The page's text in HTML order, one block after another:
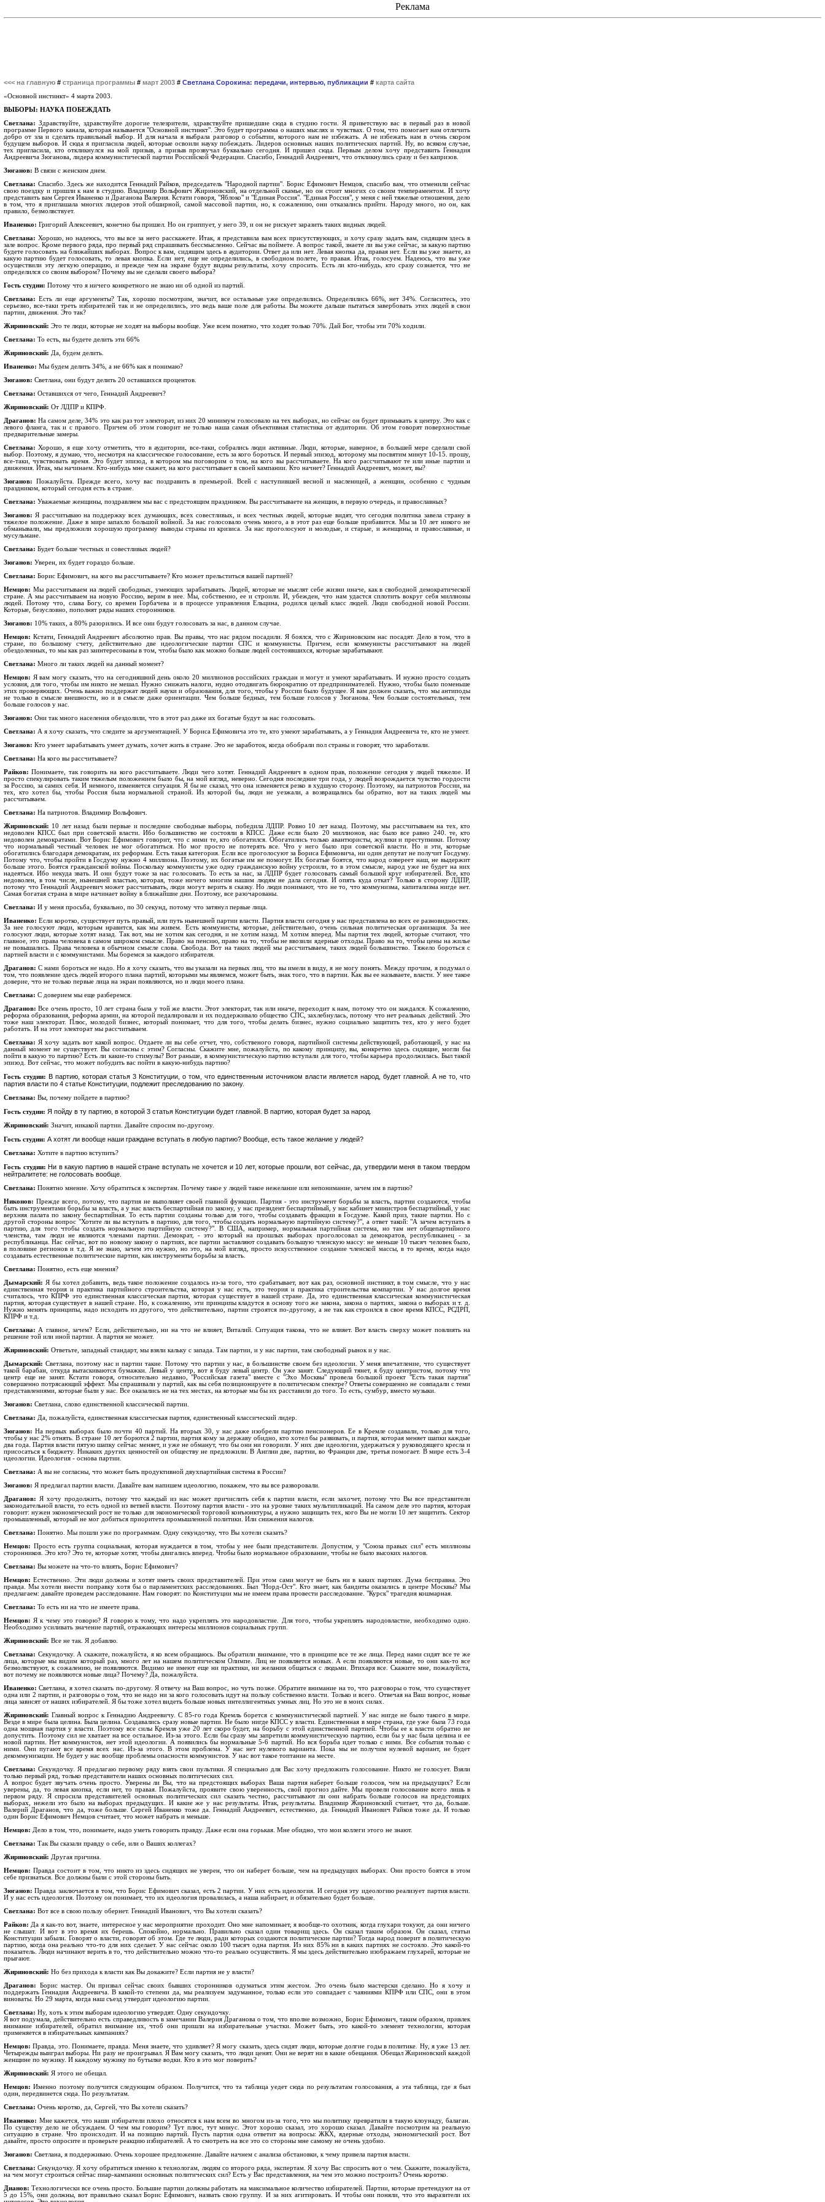
Реклама
<<< на главную # страница программы # март 2003 # Светлана Сорокина: передачи, интервью, публикации # карта сайта
«Основной инстинкт» 4 марта 2003.
ВЫБОРЫ: НАУКА ПОБЕЖДАТЬ
Светлана: Здравствуйте, здравствуйте дорогие телезрители, здравствуйте пришедшие сюда в студию гости. Я приветствую вас в первый раз в новой
программе Первого канала, которая называется "Основной инстинкт". Это будет программа о наших мыслях и чувствах. О том, что помогает нам отличить
добро от зла и сделать правильный выбор. И для начала я выбрала разговор о событии, которого нам не избежать. А не избежать нам в очень скором
будущем выборов. И сюда я пригласила людей, которые освоили науку побеждать. Лидеров основных наших политических партий. Ну, во всяком случае,
тех пригласила, кто откликнулся на мой призыв, а призыв прозвучал буквально сегодня. И пришел сюда. Первым делом хочу представить Геннадия
Андреевича Зюганова, лидера коммунистической партии Российской Федерации. Спасибо, Геннадий Андреевич, что откликнулись сразу и без капризов.
Зюганов: В связи с женским днем.
Светлана: Спасибо. Здесь же находится Геннадий Райков, председатель "Народной партии". Борис Ефимович Немцов, спасибо вам, что отменили сейчас
свою поездку и пришли к нам в студию. Владимир Вольфович Жириновский, на отдельной скамье, но он стоит многих со своим темпераментом. И хочу
представить вам Сергея Иваненко и Драганова Валерия. Кстати говоря, "Яблоко" и "Единая Россия". "Единая Россия", у меня с ней тяжелые отношения, дело
в том, что я приглашала многих лидеров этой обширной, самой массовой партии, но, к сожалению, они отказались прийти. Народу много, но он, как
правило, безмолвствует.
Иваненко: Григорий Алексеевич, конечно бы пришел. Но он гриппует, у него 39, и он не рискует заразить таких видных людей.
Светлана: Хорошо, но надеюсь, что вы все за него расскажете. Итак, я представила вам всех присутствующих, и хочу сразу задать вам, сидящим здесь в
зале вопрос. Кроме первого ряда, про первый ряд спрашивать бессмысленно. Сейчас вы поймете. А вопрос такой, знаете ли вы уже сейчас, за какую партию
будете голосовать на ближайших выборах. Вопрос к вам, сидящим здесь в аудитории. Ответ да или нет. Левая кнопка да, правая нет. Если вы уже знаете, аз
какую партию будет голосовать, то левая кнопка. Если нет, еще не определились, в свободном полете, то правая. Итак, голосуем. Надеюсь, что вы уже
осуществили эту легкую операцию, и прежде чем на экране будут видны результаты, хочу спросить. Есть ли кто-нибудь, кто сразу сознается, что не
определился со своим выбором? Почему вы не сделали своего выбора?
Гость студии: Потому что я ничего конкретного не знаю ни об одной из партий.
Светлана: Есть ли еще аргументы? Так, хорошо посмотрим, значит, все остальные уже определились. Определились 66%, нет 34%. Согласитесь, это
серьезно, все-таки треть избирателей так и не определились, это ведь ваше поле для работы. Вы можете дальше пытаться завербовать этих людей в свои
партии, движения. Это так?
Жириновский: Это те люди, которые не ходят на выборы вообще. Уже всем понятно, что ходят только 70%. Дай Бог, чтобы эти 70% ходили.
Светлана: То есть, вы будете делить эти 66%
Жириновский: Да, будем делить.
Иваненко: Мы будем делить 34%, а не 66% как я понимаю?
Зюганов: Светлана, они будут делить 20 оставшихся процентов.
Светлана: Оставшихся от чего, Геннадий Андреевич?
Жириновский: От ЛДПР и КПРФ.
Драганов: На самом деле, 34% это как раз тот электорат, из них 20 минимум голосовало на тех выборах, но сейчас он будет примыкать к центру. Это как с
левого фланга, так и с правого. Причем об этом говорит не только наша самая объективная статистика от аудитории. Об этом говорят поверхностные
предварительные замеры.
Светлана: Хорошо, я еще хочу отметить, что в аудитории, все-таки, собрались люди активные. Люди, которые, наверное, в большей мере сделали свой
выбор. Поэтому, я думаю, что, несмотря на классическое голосование, есть за кого бороться. И первый эпизод, которому мы посвятим минут 10-15. прошу,
все-таки, чувствовать время. Это будет эпизод, в котором мы поговорим о том, на кого вы рассчитываете. На кого рассчитывают те или иные партии и
движения. Итак, мы начинаем. Кто-нибудь мне скажет, на кого рассчитывает в своей кампании. Кто начнет? Геннадий Андреевич, может, вы?
Зюганов: Пожалуйста. Прежде всего, хочу вас поздравить в премьерой. Всей с наступившей весной и масленицей, а женщин, особенно с чудным
праздником, который сегодня есть в стране.
Светлана: Уважаемые женщины, поздравляем мы вас с предстоящим праздником. Вы рассчитываете на женщин, в первую очередь, и православных?
Зюганов: Я рассчитываю на поддержку всех думающих, всех совестливых, и всех честных людей, которые видят, что сегодня политика завела страну в
тяжелое положение. Даже в мире запахло большой войной. За нас голосовало очень много, а в этот раз еще больше прибавится. Мы за 10 лет никого не
обманывали, мы предложили хорошую программу выводы страны из кризиса. За нас проголосуют и молодые, и старые, и женщины, и православные, и
мусульмане.
Светлана: Будет больше честных и совестливых людей?
Зюганов: Уверен, их будет гораздо больше.
Светлана: Борис Ефимович, на кого вы рассчитываете? Кто может прельститься вашей партией?
Немцов: Мы рассчитываем на людей свободных, умеющих зарабатывать. Людей, которые не мыслят себе жизни иначе, как в свободной демократической
стране. А мы рассчитываем на новую Россию, верим в нее. Мы, собственно, ее и строили. И, убежден, что нам удастся сплотить вокруг себя миллионы
людей. Потому что, слава Богу, со времен Горбачева и в процессе управления Ельцина, родился целый класс людей. Люди свободной новой России.
Которые, безусловно, пополнят ряды наших сторонников.
Зюганов: 10% таких, а 80% разорились. И все они будут голосовать за нас, в данном случае.
Немцов: Кстати, Геннадий Андреевич абсолютно прав. Вы правы, что нас рядом посадили. Я боялся, что с Жириновским нас посадят. Дело в том, что в
стране, по большому счету, действительно две идеологические партии СПС и коммунисты. Причем, если коммунисты рассчитывают на людей
обездоленных, то мы как раз заинтересованы в том, чтобы было как можно больше людей состоявшихся, которые зарабатывают.
Светлана: Много ли таких людей на данный момент?
Немцов: Я вам могу сказать, что на сегодняшний день около 20 миллионов российских граждан и могут и умеют зарабатывать. И нужно просто создать
условия, для того, чтобы им никто не мешал. Нужно снижать налоги, нудно отодвигать бюрократию от предпринимателей. Нужно, чтобы было поменьше
этих проверяющих. Очень важно поддержат людей науки и образования, для того, чтобы у России было будущее. Я вам должен сказать, что мы антиподы
не только в смысле внешности, но и в смысле даже ориентации. Чем больше бедных, тем больше голосов у Зюганова. Чем больше состоятельных, тем
больше голосов у нас.
Зюганов: Они так много населения обездолили, что в этот раз даже их богатые будут за нас голосовать.
Светлана: А я хочу сказать, что следите за аргументацией. У Бориса Ефимовича это те, кто умеют зарабатывать, а у Геннадия Андреевича те, кто не умеет.
Зюганов: Кто умеет зарабатывать умеет думать, хочет жить в стране. Это не заработок, когда обобрали пол страны и говорят, что заработали.
Светлана: На кого вы рассчитываете?
Райков: Понимаете, так говорить на кого рассчитываете. Люди чего хотят. Геннадий Андреевич в одном прав, положение сегодня у людей тяжелое. И
просто спекулировать таким тяжелым положением было бы, на мой взгляд, неверно. Сегодня последние три года, у людей возрождается чувство гордости
за Россию, за самих себя. И немного, изменяется ситуация. Я бы не сказал, что она изменяется резко в худшую сторону. Поэтому, на патриотов России, на
тех, кто хотел бы, чтобы Россия была нормальной страной. Из которой бы, люди не уезжали, а возвращались бы обратно, вот на таких людей мы
рассчитываем.
Светлана: На патриотов. Владимир Вольфович.
Жириновский: 10 лет назад были первые и последние свободные выборы, победила ЛДПР. Ровно 10 лет назад. Поэтому, мы рассчитываем на тех, кто
недоволен КПСС был при советской власти. Ибо большинство не состояли в КПСС. Даже если было 20 миллионов, нас было все равно 240. те, кто
недоволен демократами. Вот Борис Ефимович говорит, что с ними те, кто обогатился. Обогатились только авантюристы, жулики и преступники. Потому
что нормальный честный человек не мог обогатиться. Но мог просто не потерять все. Что у него было при советской власти. Но и эти, которые
обогатились благодаря демократам, их реформам. Есть такая категория. Если все проголосуют за Бориса Ефимовича, ни один депутат не получит Госдуму.
Потому что, чтобы пройти в Госдуму нужно 4 миллиона. Поэтому, их богатые им не помогут. Их богатые боятся, что народ озвереет наш, не выдержит
больше этого. Боятся гражданской войны. Поскольку коммунисты уже одну гражданскую войну устроили, то в этом смысле, народ уже не будет на них
надеяться. Ибо некуда звать. И они будут тоже за нас голосовать. То есть за нас, за ЛДПР будет голосовать самый большой круг избирателей. Все, кто
недоволен, в том числе, нынешней властью, которая, тоже ничего многим нашим людям не дала сегодня. И опять куда откат? Только в сторону ЛДПР,
потому что Геннадий Андреевич может рассчитывать, люди могут верить в сказку. Но люди понимают, что не то, что коммунизма, капитализма нигде нет.
Самая богатая страна в мире начинает войну в ближайшие дни. Поэтому, все разочарованы.
Светлана: И у меня просьба, буквально, по 30 секунд, потому что затянул первые лица.
Иваненко: Если коротко, существует путь правый, или путь нынешней партии власти. Партия власти сегодня у нас представлена во всех ее разновидностях.
За нее голосуют люди, которым нравится, как мы живем. Есть коммунисты, которые, действительно, очень сильная политическая организация. За нее
голосуют люди, которые хотят назад. Так вот, мы не хотим как сегодня, и не хотим назад. М хотим вперед. Мы партия тех людей, которые считают, что
главное, это права человека в самом широком смысле. Право на пенсию, право на то, чтобы не ввозили ядерные отходы. Право на то, чтобы цены на жилье
не повышались. Права человека в обычном смысле слова. Свобода. Вот на таких людей мы рассчитываем, таких людей большинство. Тяжело бороться с
партией власти и с коммунистами. Мы боремся за каждого избирателя.
Драганов: С нами бороться не надо. Но я хочу сказать, что вы указали на первых лиц, что вы имели в виду, я не могу понять. Между прочим, я подумал о
том, что появление здесь людей второго плана партий, которыми мы являемся, может быть, знак того, что в партии. Как вы ее называете, власти. У нее такое
доверие, что не только первые лица на экран появляются, но и люди моего плана.
Светлана: С доверием мы еще разберемся.
Драганов: Все очень просто, 10 лет страна была у той же власти. Этот электорат, так или иначе, переходит к нам, потому что он заждался. К сожалению,
реформа образования, реформа армии, на которой педалировали и их поддерживало общество СПС, захлебнулась, потому что нет реальных действий. Это
тоже наш электорат. Плюс, молодой бизнес, который понимает, что для того, чтобы делать бизнес, нужно социально защитить тех, кто у него будет
работать. И на этот электорат мы рассчитываем.
Светлана: Я хочу задать вот какой вопрос. Отдаете ли вы себе отчет, что, собственого говоря, партийной системы действующей, работающей, у нас на
данный момент не существует. Вы согласны с этим? Согласны. Скажите мне, пожалуйста, по какому принципу, вы, конкретно здесь сидящие, могли бы
пойти в какую то партию? Есть ли какие-то стимулы? Вот раньше, в коммунистическую партию вступали для того, чтобы карьера продолжилась. Был такой
эпизод. Вот сейчас, что может побудить вас пойти в какую-нибудь партию?
Гость студии: В партию, которая статья 3 Конституции, о том, что единственным источником власти является народ, будет главной. А не то, что
партия власти по 4 статье Конституции, подлежит преследованию по закону.
Светлана: Вы, почему пойдете в партию?
Гость студии: Я пойду в ту партию, в которой 3 статья Конституции будет главной. В партию, которая будет за народ.
Жириновский: Значит, никакой партии. Давайте спросим по-другому.
Гость студии: А хотят ли вообще наши граждане вступать в любую партию? Вообще, есть такое желание у людей?
Светлана: Хотите в партию вступить?
Гость студии: Ни в какую партию в нашей стране вступать не хочется и 10 лет, которые прошли, вот сейчас, да, утвердили меня в таком твердом
нейтралитете: не голосовать вообще.
Светлана: Понятно мнение. Хочу обратиться к экспертам. Почему такое у людей такое нежелание или непонимание, зачем им в партию?
Никонов: Прежде всего, потому, что партия не выполняет своей главной функции. Партия - это инструмент борьбы за власть, партии создаются, чтобы
быть инструментами борьбы за власть, а у нас власть беспартийная по закону, у нас президент беспартийный, у нас кабинет министров беспартийный, у нас
верхняя палата по закону беспартийная. То есть партии созданы только для того, чтобы создавать фракции в Госдуме. Какой приз, такие партии. Но с
другой стороны вопрос "Хотите ли вы вступать в партию, для того, чтобы создать нормальную партийную систему?", а ответ такой: "А зачем вступать в
партию, для того чтобы создать нормальную партийную систему?". В США, например, нормальная партийная система, но там нет общепартийного
членства, там люди не являются членами партии. Демократ, - это который на прошлых выборах проголосовал за демократов, республиканец - за
республиканца. Нас сейчас, вот по новому закону о партиях, все партии заставляют создавать большую членскую массу: не меньше 10 тысяч человек было,
в половине регионов и т.д. Я не знаю, зачем это нужно, но это, на мой взгляд, просто искусственное создание членской массы, в то время, когда надо
создавать естественные политические партии, как инструменты борьбы за власть.
Светлана: Понятно, есть еще мнения?
Дымарский: Я бы хотел добавить, ведь такое положение создалось из-за того, что срабатывает, вот как раз, основной инстинкт, в том смысле, что у нас
единственная теория и практика партийного строительства, которая у нас есть, это теория и практика строительства компартии. У нас долгое время
считалось, что КПРФ это единственная классическая партия, которая существует в нашей стране. Да, это единственная классическая коммунистическая
партия, которая существует в нашей стране. Но, к сожалению, эти принципы кладутся в основу того же закона, закона о партиях, закона о выборах и т. д.
Нужно менять принципы, надо исходить из другого, что действительно, партии строятся по-другому, а не так как строился в свое время КПСС, РСДРП,
КПРФ и т.д.
Светлана: А главное, зачем? Если, действительно, ни на что не влияет, Виталий. Ситуация такова, что не влияет. Вот власть сверху может повлиять на
решение той или иной партии. А партия не может.
Жириновский: Ответьте, западный стандарт, мы взяли кальку с запада. Там партии, и у нас партии, там свободный рынок и у нас.
Дымарский: Светлана, поэтому нас и партии такие. Потому что партии у нас, в большинстве своем без идеологии. У меня впечатление, что существует
такой барабан, откуда вытаскиваются бумажки. Левый у центр, вот я буду левый центр. Он уже занят. Следующий тянет, я буду центристом, потому что
центр еще не занят. Кстати говоря, относительно недавно, "Российская газета" вместе с "Эхо Москвы" провела большой проект "Есть такая партия"
совершенно потрясающий эффект. Мы спрашивали у партий, как вы себя позиционируете в политическом спектре? Ответы совершенно не совпадали с теми
представлениями, которые были у нас. Все оказались не на тех местах, на которые мы бы их расставили до того. То есть, сумбур, вместо музыки.
Зюганов: Светлана, слово единственной классической партии.
Светлана: Да, пожалуйста, единственная классическая партия, единственный классический лидер.
Зюганов: На первых выборах было почти 40 партий. На вторых 30, у нас даже изобрели партию пенсионеров. Ее в Кремле создавали, только для того,
чтобы у нас 2% отнять. В стране 10 лет борются 2 партии, партия кому за державу обидно, кто хотел бы развивать, и партия, которая меняет шапки каждые
два года. Партия власти пятую шапку сейчас меняет, и уже не обманут, что бы они ни говорили. У них две идеологии, удержаться у руководящего кресла и
присосаться к бюджету. Никаких других ценностей он обществу не предложили. В Англии две, партии, во Франции две, третья помогает. В мире есть 3-4
идеологии. Идеология - основа партии.
Светлана: А вы не согласны, что может быть продуктивной двухпартийная система в России?
Зюганов: Я предлагал партии власти. Давайте вам напишем идеологию, покажем, что вы все разворовали.
Драганов: Я хочу продолжить, потому что каждый из нас может причислить себя к партии власти, если захочет, потому что Вы все представители
законодательной власти, то есть одной из ветвей власти. Поэтому партия власти - это на уровне таких мультипликаций. На самом деле это партия, которая
говорит: нужен экономический рост не только для экономической торговой конъюнктуры, а нужно защищать тех, кого Вы не могли 10 лет защитить. Сектор
промышленный, который не мог добиться приоритета промышленной политики. Или снижения налогов.
Светлана: Понятно. Мы пошли уже по программам. Одну секундочку, что Вы хотели сказать?
Немцов: Просто есть группа социальная, которая нуждается в том, чтобы у нее были представители. Допустим, у "Союза правых сил" есть миллионы
сторонников. Это кто? Это те, которые хотят, чтобы двигались вперед. Чтобы было нормальное образование, чтобы не было высоких налогов.
Светлана: Вы можете на что-то влиять, Борис Ефимович?
Немцов: Естественно. Эти люди должны и хотят иметь своих представителей. При этом сами могут не быть ни в каких партиях. Дума бесправна. Это
правда. Мы хотели внести поправку хотя бы о парламентских расследованиях. Был "Норд-Ост". Кто знает, как бандиты оказались в центре Москвы? Мы
предлагаем: давайте проведем расследование. Нам говорят: по Конституции мы не имеем права провести расследование. "Курск" трагедия кошмарная.
Светлана: То есть ни на что не имеете права.
Немцов: Я к чему это говорю? Я говорю к тому, что надо укреплять это народовластие. Для того, чтобы укреплять народовластие, необходимо одно.
Необходимо усиливать значение партий, отражающих интересы миллионов социальных групп.
Жириновский: Все не так. Я добавлю.
Светлана: Секундочку. А скажите, пожалуйста, я ко всем обращаюсь. Вы обратили внимание, что в принципе все те же лица. Перед нами сидят все те же
лица, которые мы видим который раз, много лет на нашем политическом Олимпе. Лиц не появляется новых. А если появляются новые, то они как-то все
безмолвствуют, к сожалению, не появляются. Видимо не имеют еще ни практики, ни желания общаться с людьми. Втихаря все. Скажите мне, пожалуйста,
вот почему не появляются новые лица? Почему? Да, пожалуйста.
Иваненко: Светлана, я хотел сказать по-другому. Я отвечу на Ваш вопрос, но чуть позже. Обратите внимание на то, что разговоры о том, что существует
одна или 2 партии, и разговоры о том, что не надо ни за кого голосовать идут на пользу собственно власти. Только и всего. Отвечая на Ваш вопрос, новые
лица зависят от наших избирателей. Я бы тоже хотел видеть больше новых интеллигентных умных лиц. Но это не в моих силах.
Жириновский: Главный вопрос к Геннадию Андреевичу. С 85-го года Кремль борется с коммунистической партией. У нас нигде не было такого в мире.
Везде в мире была целина. Была целина. Создавались сразу новые партии. Не было нигде КПСС у власти. Единственная в мире страна, где уже была 73 года
одна мощная партия у власти. Поэтому все силы Кремля уже 20 лет скоро будет, на борьбу с этой единственной партией. Чтобы ее к власти обратно не
допустить. Поэтому сил не хватает на все остальное. Из-за этого. Если бы сразу мы запретили коммунистическую партию, если бы у нас была целина и ее
новой партии. Нет коммунистов, нет этой идеологии. А появились бы нормальные 5-6 партий. Но вся борьба идет только с ними. Все события только с
ними. Они пугают все время всех нас. Из-за этого. В этом проблема. У нас нет нулевого варианта. Пока мы не получим нулевой вариант, не будет
декоммунизации. Не будет у нас вообще проблемы опасности коммунистов. У нас вот такое топтание на месте.
Светлана: Секундочку. Я предлагаю первому ряду взять свои пультики. Я специально для Вас хочу предложить голосование. Никто не голосует. Взяли
только первый ряд, только представители наших основных политических сил.
А вопрос будет звучать очень просто. Уверены ли Вы, что на предстоящих выборах Ваша партия наберет больше голосов, чем на предыдущих? Если
уверены, да, то левая кнопка, если нет, то правая. Пожалуйста, проявите свою уверенность, свой прогноз дайте. Мы провели голосование всего лишь в
первом ряду. Я спросила представителей основных политических сил сказать честно, рассчитывают ли они набрать больше голосов на предстоящих
выборах, нежели это было на выборах предыдущих. И какие же у нас результаты. Итак, результаты. Владимир Жириновский считает, что да, больше.
Валерий Драганов, что да, тоже больше. Сергей Иваненко тоже да. Геннадий Андреевич, естественно, да. Геннадий Иванович Райков тоже да. И только
один Борис Ефимович Немцов считает, что может набрать и меньше.
Немцов: Дело в том, что, понимаете, надо уметь говорить правду. Даже если она горькая. Мне обидно, что мои коллеги этого не знают.
Светлана: Так Вы сказали правду о себе, или о Ваших коллегах?
Жириновский: Другая причина.
Немцов: Правда состоит в том, что никто из здесь сидящих не уверен, что он наберет больше, чем на предыдущих выборах. Они просто боятся в этом
себе признаться. Все должны были с этой стороны быть.
Зюганов: Правда заключается в том, что Борис Ефимович сказал, есть 2 партии. У них есть идеология. И сегодня эту идеологию реализует партия власти.
И у нас есть идеология. Поэтому он понимает, что их идеология провалилась, а наша набирает, и обязательно будет больше.
Светлана: Вот все в свою пользу обернет. Геннадий Иванович, что Вы хотели сказать?
Райков: Да я как-то вот, знаете, интересное у нас мероприятие проходит. Оно мне напоминает, я вообще-то охотник, когда глухари токуют, да они ничего
не слышат. И вот в это время их берешь. Спокойно, нормально. Правильно сказал один товарищ здесь. Он сказал таким образом. Он сказал, статьи
Конституции забыли. Говорят о власти, говорят об этом. Где те люди, ради которых создаются политические партии? Тогда народ поверит в политическую
партию, когда она реально что-то для них сделает. У нас сейчас около 100 тысяч одна партия. Из них 85% ни в каких партиях не состояло. Это какой-то
показатель. Люди начинают верить в то, что действительно можно что-то реально осуществить. Я мы здесь действительно изображаем глухарей, которые не
прыгают.
Жириновский: Но без прихода к власти как Вы докажите? Если партия не у власти?
Драганов: Борис мастер. Он призвал сейчас своих бывших сторонников одуматься этим жестом. Это очень было мастерски сделано. Но я хочу и
поддержать Геннадия Андреевича. В какой-то степени да, мы реализуем задуманное, только если это совпадает с чаяниями КПРФ или СПС, они в этом
виноваты. Но 29 марта, когда наш съезд утвердит идеологию партии.
Светлана: Ну, хоть к этим выборам идеологию утвердят. Одну секундочку.
Я вот подумала, действительно есть справедливость в замечании Валерия Драганова о том, что вполне возможно, Борис Ефимович, таким образом, привлек
внимание избирателей, обратил внимание их, чтоб они пришли на избирательные участки. Может быть, это какой-то элемент технологии, которая
применяется в избирательных кампаниях?
Немцов: Правда, это. Понимаете, правда. Меня знаете, что удивляет? Я могу сказать, здесь сидят люди, которые долгие годы в политике. Ну, я уже 13 лет.
Четырежды выиграл выборы. Ни разу не проигрывал. Я Вам могу сказать, что люди ценят. Они не верят ни в какие обещания. Обещал Жириновский каждой
женщине по мужику. И каждому мужику по бутылке водки. Кто в это мог поверить?
Жириновский: Я этого не обещал.
Немцов: Именно поэтому получится следующим образом. Получится, что та таблица уедет сюда по результатам голосования, а эта таблица, где я был
один, передвинется сюда. По результатам.
Светлана: Очень коротко, да, Сергей, что Вы хотели сказать?
Иваненко: Мне кажется, что наши избиратели плохо относятся к нам всем во многом из-за того, что мы политику превратили в такую клоунаду, балаган.
По существу дело не обсуждаем. О чем мы говорим? Тут плюс, тут минус. Этот хорошо сказал, это хорошо сказал. Давайте посмотрим на реальную
ситуацию в стране. Что происходит. И на позицию партий. Пусть партия одна ответит на вопросы: ЖКХ, ядерные отходы, экономический рост. Вот
давайте, просто опросите и проверьте реакцию избирателей. А то смотреть на все это со стороны мне самому не очень удобно.
Зюганов: Светлана, я поддерживаю. Очень хорошее предложение. Давайте начнем с анализа обстановки, к чему привела партия власти.
Светлана: Секундочку. Я хочу обратиться именно к технологам, людям со второго ряда, экспертам. Я хочу Вас спросить вот о чем. Скажите, пожалуйста,
на чем могут строиться сейчас пиар-кампании основных политических сил? Есть у Вас представления, на чем это можно построить? Очень коротко.
Дианов: Технологически все очень просто. Большие партии должны работать на максимальное количество избирателей. Партии, которые претендуют на от
5 до 15%, они должны, вот правильно сказал Борис Ефимович, назвать свою группу. И за них агитировать. И чтобы они поняли, что это выразители их